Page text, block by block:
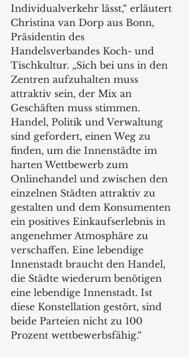
Individualverkehr lässt,“ erläutert
Christina van Dorp aus Bonn,
Präsidentin des
Handelsverbandes Koch- und
Tischkultur. „Sich bei uns in den
Zentren aufzuhalten muss
attraktiv sein, der Mix an
Geschäften muss stimmen.
Handel, Politik und Verwaltung
sind gefordert, einen Weg zu
finden, um die Innenstädte im
harten Wettbewerb zum
Onlinehandel und zwischen den
einzelnen Städten attraktiv zu
gestalten und dem Konsumenten
ein positives Einkaufserlebnis in
angenehmer Atmosphäre zu
verschaffen. Eine lebendige
Innenstadt braucht den Handel,
die Städte wiederum benötigen
eine lebendige Innenstadt. Ist
diese Konstellation gestört, sind
beide Parteien nicht zu 100
Prozent wettbewerbsfähig.“